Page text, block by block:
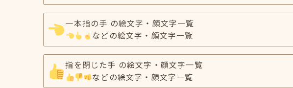
一本指の手 の絵文字・顔文字一覧
などの絵文字・顔文字一覧
指を閉じた手 の絵文字・顔文字一覧
などの絵文字・顔文字一覧